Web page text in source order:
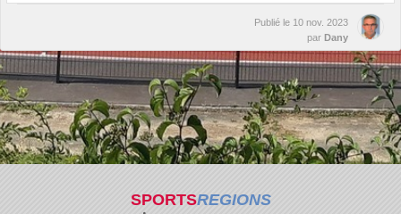
Publié le 10 nov. 2023
par Dany
SPORTSREGIONS